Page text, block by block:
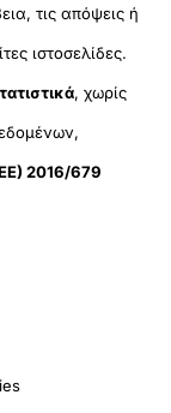
τις απόψεις ή
ιστοσελίδες.
, χωρίς
2016/679